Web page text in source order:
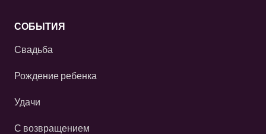
СОБЫТИЯ
Свадьба
Рождение ребенка
Удачи
С возвращением